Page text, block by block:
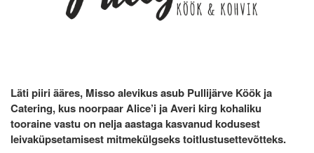
Läti piiri ääres, Misso alevikus asub Pullijärve Köök ja
Catering, kus noorpaar Alice’i ja Averi kirg kohaliku
tooraine vastu on nelja aastaga kasvanud kodusest
leivaküpsetamisest mitmekülgseks toitlustusettevõtteks.